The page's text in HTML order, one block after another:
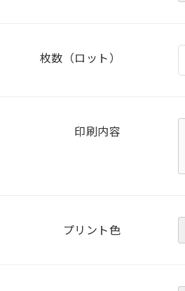
枚数（ロット）
印刷内容
プリント色